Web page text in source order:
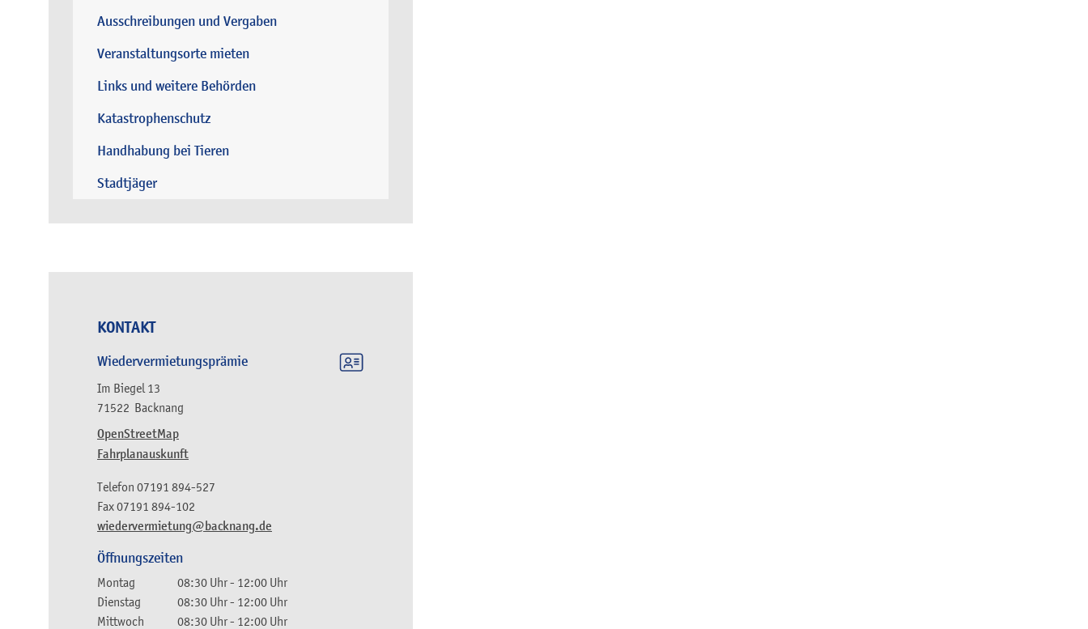
Ausschreibungen und Vergaben
Veranstaltungsorte mieten
Links und weitere Behörden
Katastrophenschutz
Handhabung bei Tieren
Stadtjäger
KONTAKT
Wiedervermietungsprämie
Im Biegel 13
71522 Backnang
OpenStreetMap
Fahrplanauskunft
wiedervermietung@backnang.de
Telefon 07191 894-527
Fax07191 894-102
Öffnungszeiten
Montag 08:30 Uhr- 12:00 Uhr
Dienstag
08:30 Uhr- 12:00 Uhr
Mittwoch
08:30 Uhr- 12:00 Uhr